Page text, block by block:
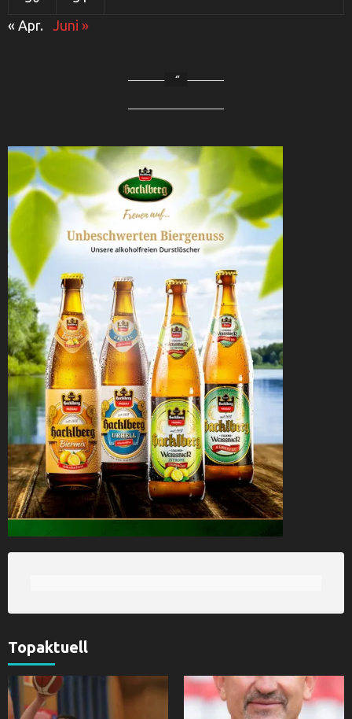
« Apr. Juni »
Topaktuell